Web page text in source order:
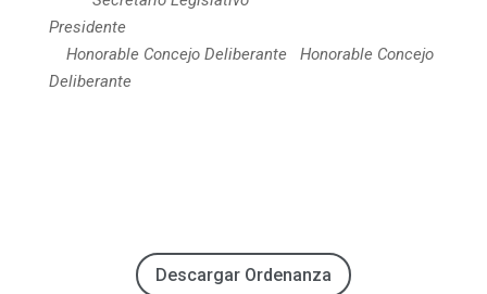
Presidente
Honorable Concejo Deliberante Honorable Concejo
Deliberante
Descargar Ordenanza